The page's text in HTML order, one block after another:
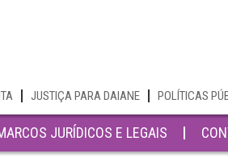
JUSTIÇA PARA DAIANE POLÍTICAS
JURÍDICOS E LEGAIS